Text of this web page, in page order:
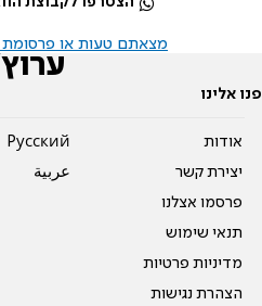
מצאתם טעות או פרסומת
פנו אלינו
אודות
יצירת קשר
פרסמו אצלנו
תנאי שימוש
מדיניות פרטיות
הצהרת נגישות
Pусский
عربية